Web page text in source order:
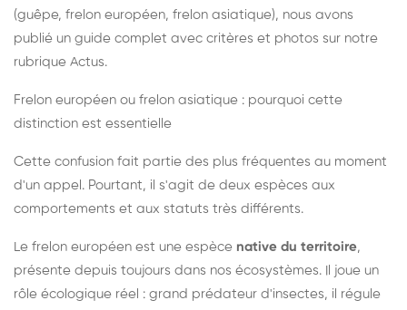
(guêpe, frelon européen, frelon asiatique), nous avons
publié un guide complet avec critères et photos sur notre
rubrique Actus.
Frelon européen ou frelon asiatique : pourquoi cette
distinction est essentielle
Cette confusion fait partie des plus fréquentes au moment
d'un appel. Pourtant, il s'agit de deux espèces aux
comportements et aux statuts très différents.
Le frelon européen est une espèce native du territoire,
présente depuis toujours dans nos écosystèmes. Il joue un
rôle écologique réel : grand prédateur d'insectes, il régule